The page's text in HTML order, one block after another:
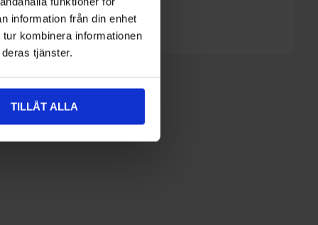
information från din enhet
kombinera informationen
tjänster.
TILLÅT ALLA